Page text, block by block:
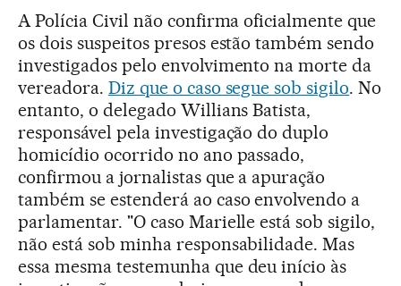
A Polícia Civil não confirma oficialmente que
os dois suspeitos presos estão também sendo
investigados pelo envolvimento na morte da
vereadora. Diz que o caso segue sob sigilo. No
entanto, o delegado Willians Batista,
responsável pela investigação do duplo
homicídio ocorrido no ano passado,
confirmou a jornalistas que a apuração
também se estenderá ao caso envolvendo a
parlamentar. "O caso Marielle está sob sigilo,
não está sob minha responsabilidade. Mas
essa mesma testemunha que deu início às